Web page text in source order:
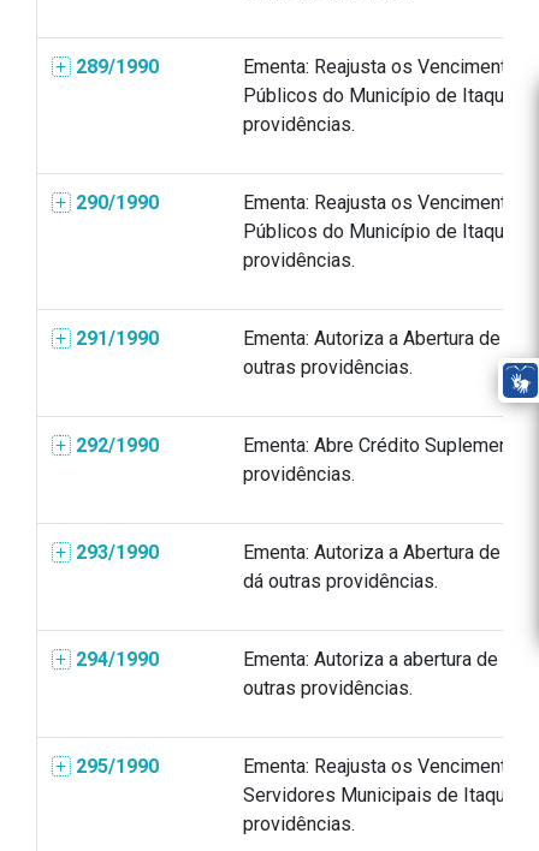
289/1990
Ementa: Reajusta os
Públicos do Município de
providências.
290/1990
Ementa: Reajusta os
Públicos do Município de
providências.
291/1990
Ementa: Autoriza a Abertura de
outras providências.
292/1990
Ementa: Abre Crédito Suplementar
providências.
293/1990
Ementa: Autoriza a Abertura de
dá outras providências.
294/1990
Ementa: Autoriza a abertura de
outras providências.
295/1990
Ementa: Reajusta os
Servidores Municipais de
providências.